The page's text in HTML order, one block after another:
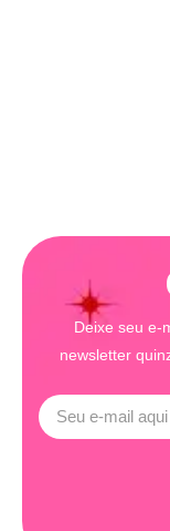
Deixe seu e-
newsletter